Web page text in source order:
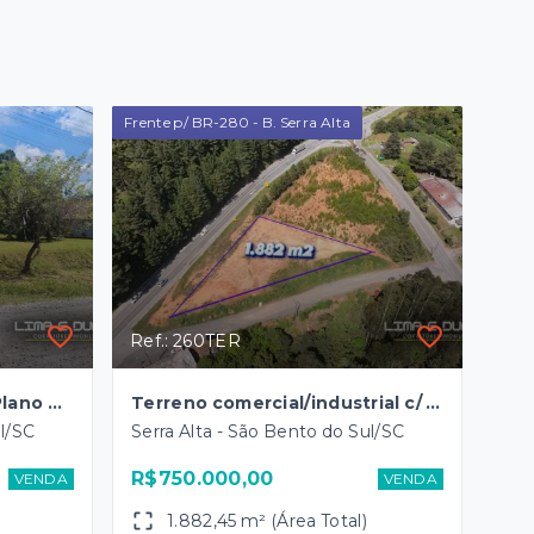
Terreno c/ 1.324,96 m2 - Plano e pronto p/ construir - B. Serra Alta
SC
VENDA
Frente p/ BR-280 - B. Serra Alta
Ref.: 260TER
Terreno comercial/industrial c/ 1.882,45 m2 - B. Serra Alta
Serra Alta - São Bento do Sul/SC
R$750.000,00 VENDA
1.882,45 m² (Área Total)